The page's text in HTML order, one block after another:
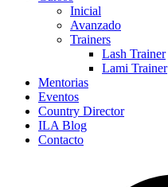
Inicial
Avanzado
Trainers
Lash Trainer
Lami Trainer
Mentorias
Eventos
Country Director
ILA Blog
Contacto